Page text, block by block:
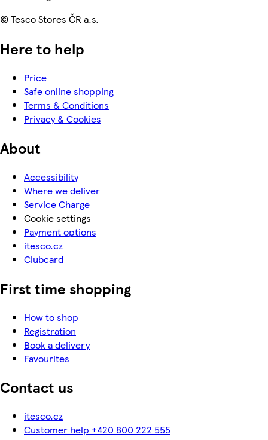
© Tesco Stores ČR a.s.
Here to help
Price
Safe online shopping
Terms & Conditions
Privacy & Cookies
About
Accessibility
Where we deliver
Service Charge
Cookie settings
Payment options
itesco.cz
Clubcard
First time shopping
How to shop
Registration
Book a delivery
Favourites
Contact us
itesco.cz
Customer help +420 800 222 555